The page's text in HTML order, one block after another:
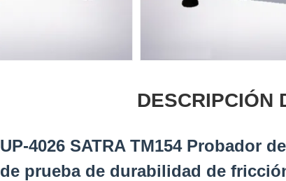
DESCRIPCIÓN
UP-4026 SATRA TM154 Probador
de prueba de durabilidad de